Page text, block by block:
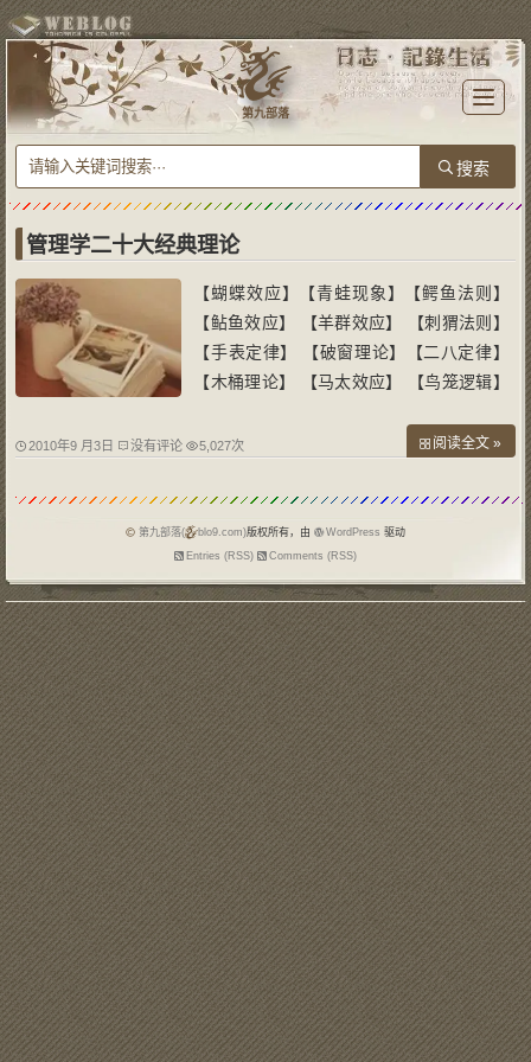
T
o
l
e
n
i
n
第九部落
管理学二十大经典理论
【蝴蝶效应】【青蛙现象】【鳄鱼法则】
【鲇鱼效应】 【羊群效应】 【刺猬法则】
【手表定律】 【破窗理论】【二八定律】
【木桶理论】 【马太效应】 【鸟笼逻辑】
效应】【霍桑效应】【习得性无助实验】
感偏差】 ----------------------------
2010年9 月3日 没有评论 5,027次 阅读全文 »
第九部落( blo9.com)版权所有，由 WordPress 驱动
Entries (RSS)
Comments (RSS)